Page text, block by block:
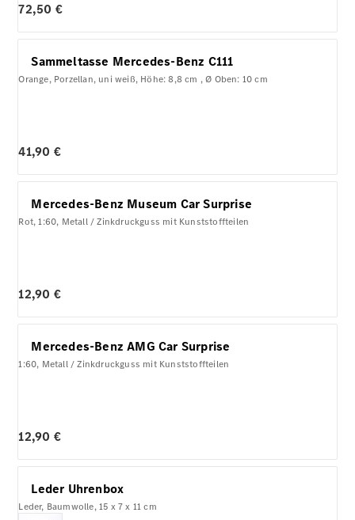
72,50 €
Sammeltasse Mercedes-Benz C111
Orange, Porzellan, uni weiß, Höhe: 8,8 cm , Ø Oben: 10 cm
41,90 €
Mercedes-Benz Museum Car Surprise
Rot, 1:60, Metall / Zinkdruckguss mit Kunststoffteilen
12,90 €
Mercedes-Benz AMG Car Surprise
1:60, Metall / Zinkdruckguss mit Kunststoffteilen
12,90 €
Leder Uhrenbox
Leder, Baumwolle, 15 x 7 x 11 cm